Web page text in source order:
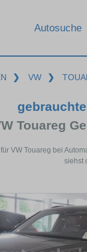
Autosuche
❯ VW ❯
Touareg
VW Touareg bei
siehst